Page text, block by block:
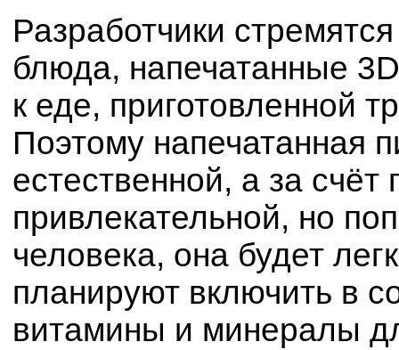
Разработчики
блюда, напечатанные
к еде, приготовленной
Поэтому напечатанная
естественной, а за
привлекательной, но
человека, она будет
планируют включить в
витамины и минералы